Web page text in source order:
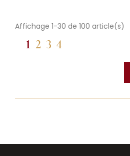
Affichage 1-30 de 100 article(s)
1 2 3 4